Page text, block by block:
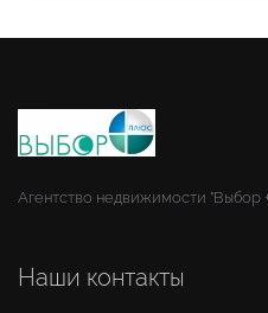
Агентство недвижимости "Выбор
Наши контакты